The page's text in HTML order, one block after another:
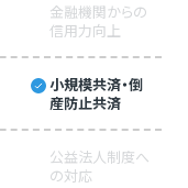
金融機関からの
信用力向上
小規模共済・倒
産防止共済
公益法人制度へ
の対応